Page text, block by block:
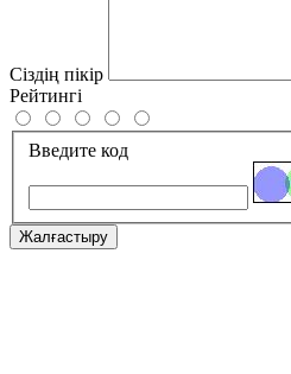
Сіздің пікір
Рейтингі
Введите код
Жалғастыру